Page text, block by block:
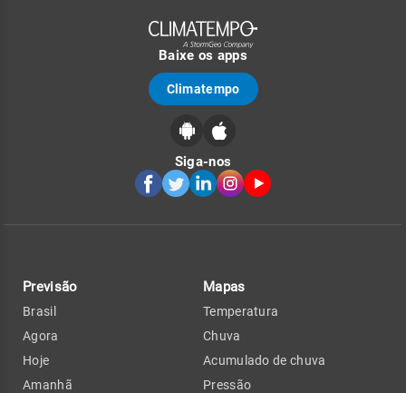
Baixe os apps
Climatempo
Siga-nos
Previsão
Brasil
Agora
Hoje
Amanhã
Mapas
Temperatura
Chuva
Acumulado de chuva
Pressão